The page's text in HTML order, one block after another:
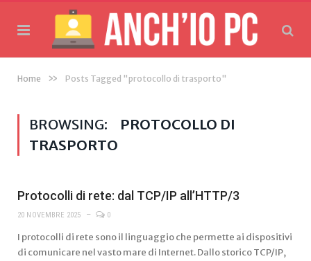
Home » Posts Tagged "protocollo di trasporto"
BROWSING:
PROTOCOLLO DI
TRASPORTO
Protocolli di rete: dal TCP/IP all’HTTP/3
20 NOVEMBRE 2025 0
I protocolli di rete sono il linguaggio che permette ai dispositivi
di comunicare nel vasto mare di Internet. Dallo storico TCP/IP,